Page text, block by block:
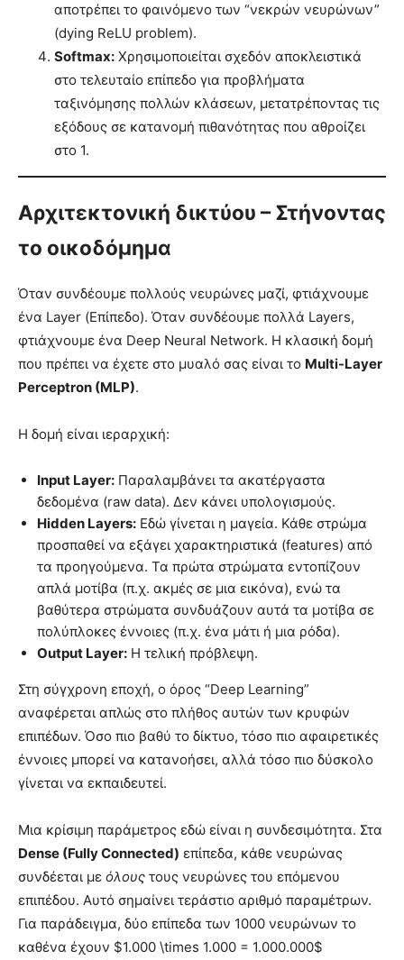
αποτρέπει το φαινόμενο των “νεκρών νευρώνων”
(dying ReLU problem).
Softmax: Χρησιμοποιείται σχεδόν αποκλειστικά
στο τελευταίο επίπεδο για προβλήματα
ταξινόμησης πολλών κλάσεων, μετατρέποντας τις
εξόδους σε κατανομή πιθανότητας που αθροίζει
στο 1.
Αρχιτεκτονική δικτύου – Στήνοντας
το οικοδόμημα
Όταν συνδέουμε πολλούς νευρώνες μαζί, φτιάχνουμε
ένα Layer (Επίπεδο). Όταν συνδέουμε πολλά Layers,
φτιάχνουμε ένα Deep Neural Network. Η κλασική δομή
που πρέπει να έχετε στο μυαλό σας είναι το Multi-Layer
Perceptron (MLP).
Η δομή είναι ιεραρχική:
Input Layer: Παραλαμβάνει τα ακατέργαστα
δεδομένα (raw data). Δεν κάνει υπολογισμούς.
Hidden Layers: Εδώ γίνεται η μαγεία. Κάθε στρώμα
προσπαθεί να εξάγει χαρακτηριστικά (features) από
τα προηγούμενα. Τα πρώτα στρώματα εντοπίζουν
απλά μοτίβα (π.χ. ακμές σε μια εικόνα), ενώ τα
βαθύτερα στρώματα συνδυάζουν αυτά τα μοτίβα σε
πολύπλοκες έννοιες (π.χ. ένα μάτι ή μια ρόδα).
Output Layer: Η τελική πρόβλεψη.
Στη σύγχρονη εποχή, ο όρος “Deep Learning”
αναφέρεται απλώς στο πλήθος αυτών των κρυφών
επιπέδων. Όσο πιο βαθύ το δίκτυο, τόσο πιο αφαιρετικές
έννοιες μπορεί να κατανοήσει, αλλά τόσο πιο δύσκολο
γίνεται να εκπαιδευτεί.
Μια κρίσιμη παράμετρος εδώ είναι η συνδεσιμότητα. Στα
Dense (Fully Connected) επίπεδα, κάθε νευρώνας
συνδέεται με όλους τους νευρώνες του επόμενου
επιπέδου. Αυτό σημαίνει τεράστιο αριθμό παραμέτρων.
Για παράδειγμα, δύο επίπεδα των 1000 νευρώνων το
καθένα έχουν $1.000 \times 1.000 = 1.000.000$